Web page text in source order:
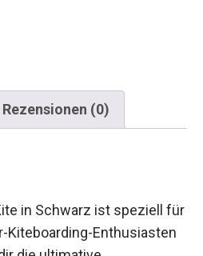
Kiteboarding-
und bietet dir die